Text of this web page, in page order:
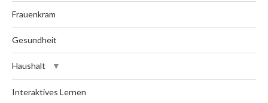
Frauenkram
Gesundheit
Haushalt
Interaktives Lernen